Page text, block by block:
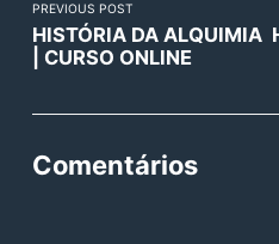
PREVIOUS POST
HISTÓRIA DA ALQUIMIA
| CURSO ONLINE
Comentários